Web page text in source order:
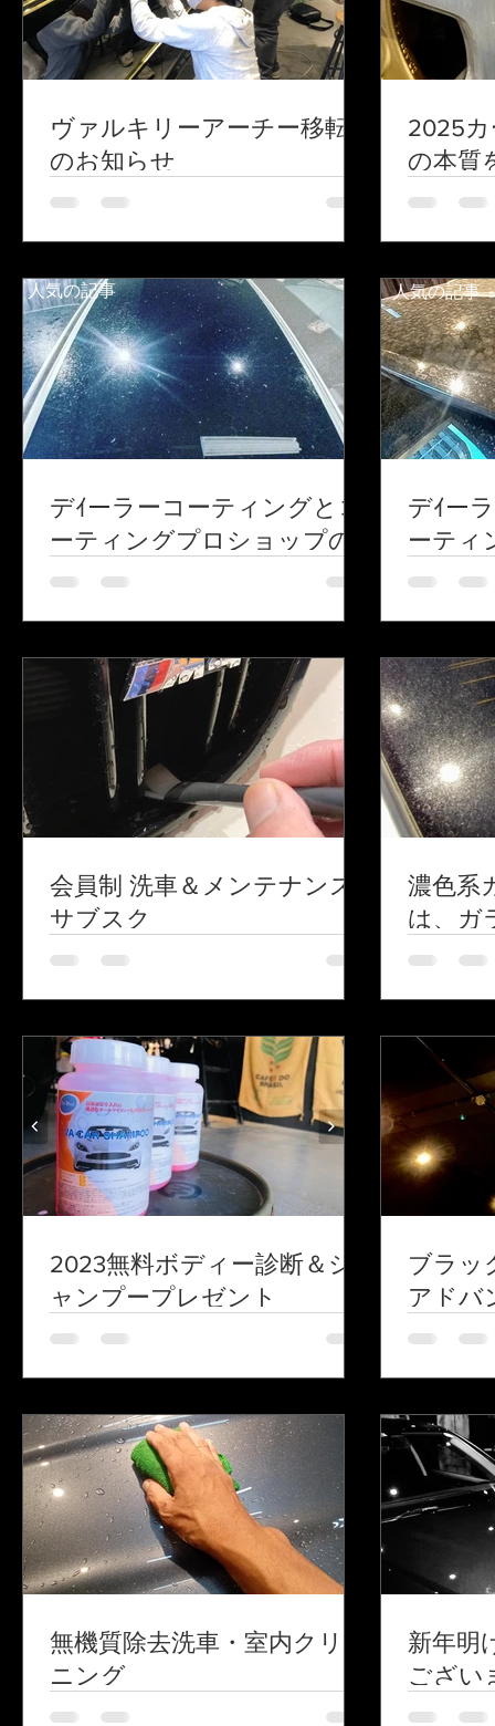
ヴァルキリーアーチー移転
のお知らせ
2025
の本質
デｲーラーコーティングとコ
ーティングプロショップの
違いと対価。コストも全く
デｲー
ーティ
違いと
会員制 洗車＆メンテナンス
サブスク
濃色系
は、ガ
り樹脂
2023無料ボディー診断＆シ
ャンプープレゼント
ブラッ
アドバ
無機質除去洗車・室内クリー
ニング
新年明
ござい
人気の記事 人気の記事